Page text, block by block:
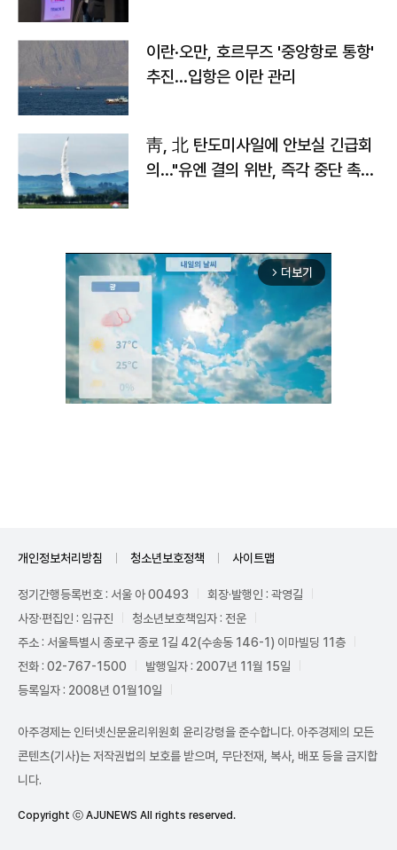
이란·오만, 호르무즈 '중앙항로 통항'
추진…입항은 이란 관리
靑, 北 탄도미사일에 안보실 긴급회
의…"유엔 결의 위반, 즉각 중단 촉
arrow_forward_ios 더보기
개인정보처리방침 청소년보호정책 사이트맵
정기간행등록번호 : 서울 아 00493
회장·발행인 : 곽영길
사장·편집인 : 임규진
청소년보호책임자 : 전운
주소 : 서울특별시 종로구 종로 1길 42(수송동 146-1) 이마빌딩 11층
전화 : 02-767-1500
발행일자 : 2007년 11월 15일
등록일자 : 2008년 01월10일
아주경제는 인터넷신문윤리위원회 윤리강령을 준수합니다. 아주경제의 모든
콘텐츠(기사)는 저작권법의 보호를 받으며, 무단전재, 복사, 배포 등을 금지합
니다.
Copyright ⓒ AJUNEWS All rights reserved.